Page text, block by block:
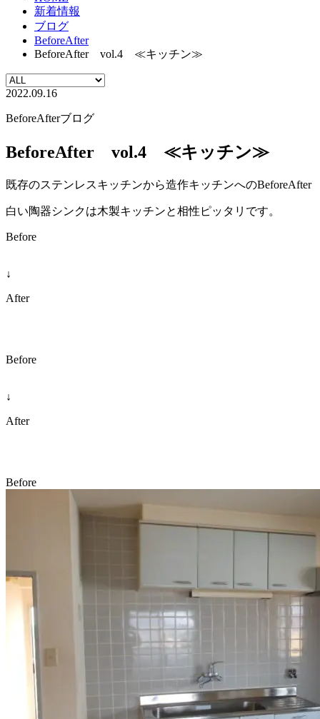
新着情報
ブログ
BeforeAfter
BeforeAfter vol.4 ≪キッチン≫
2022.09.16
BeforeAfterブログ
BeforeAfter vol.4 ≪キッチン≫
既存のステンレスキッチンから造作キッチンへのBeforeAfter
白い陶器シンクは木製キッチンと相性ピッタリです。
Before
↓
After
Before
↓
After
Before